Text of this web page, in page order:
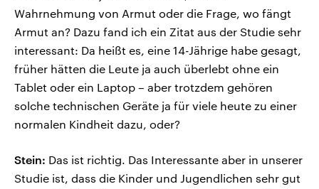
Wahrnehmung von Armut oder die Frage, wo fängt
Armut an? Dazu fand ich ein Zitat aus der Studie sehr
interessant: Da heißt es, eine 14-Jährige habe gesagt,
früher hätten die Leute ja auch überlebt ohne ein
Tablet oder ein Laptop – aber trotzdem gehören
solche technischen Geräte ja für viele heute zu einer
normalen Kindheit dazu, oder?
Stein: Das ist richtig. Das Interessante aber in unserer
Studie ist, dass die Kinder und Jugendlichen sehr gut